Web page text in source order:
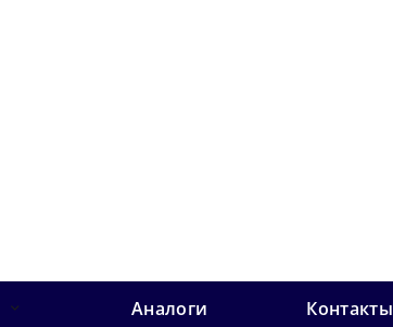
Аналоги Контакты